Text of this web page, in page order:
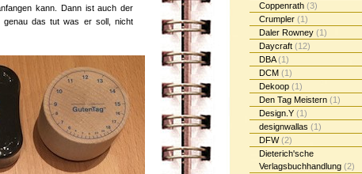
kann. Dann ist auch der
genau das tut was er soll, nicht
Coppenrath (3)
Crumpler (1)
Daler Rowney (1)
Daycraft (12)
DBA(1)
DCM (1)
Dekoop (1)
Den Tag Meistern (1)
Design.Y (1)
designwallas (1)
DFW(2)
Dieterich'sche
Verlagsbuchhandlung (2)